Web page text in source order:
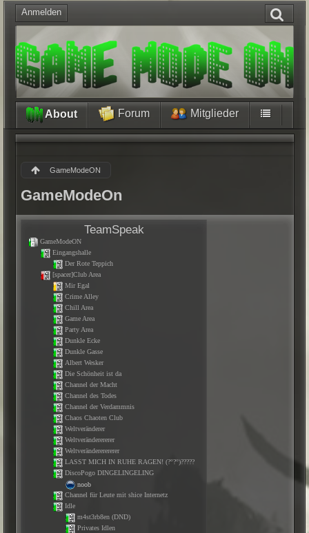
Anmelden
About Forum Mitglieder
GameModeON
GameModeOn
TeamSpeak
GameModeON
Eingangshalle
Der Rote Teppich
[spacer]Club Area
Mir Egal
Crime Alley
Chill Area
Game Area
Party Area
Dunkle Ecke
Dunkle Gasse
Albert Wesker
Die Schönheit ist da
Channel der Macht
Channel des Todes
Channel der Verdammnis
Chaos Chaoten Club
Weltveränderer
Weltveränderererer
Weltverändererererer
LASST MICH IN RUHE RAGEN! (?°?°)?????
DiscoPogo DINGELINGELING
noob
Channel für Leute mit shice Internetz
Idle
m4st3rb8en (DND)
Privates Idlen